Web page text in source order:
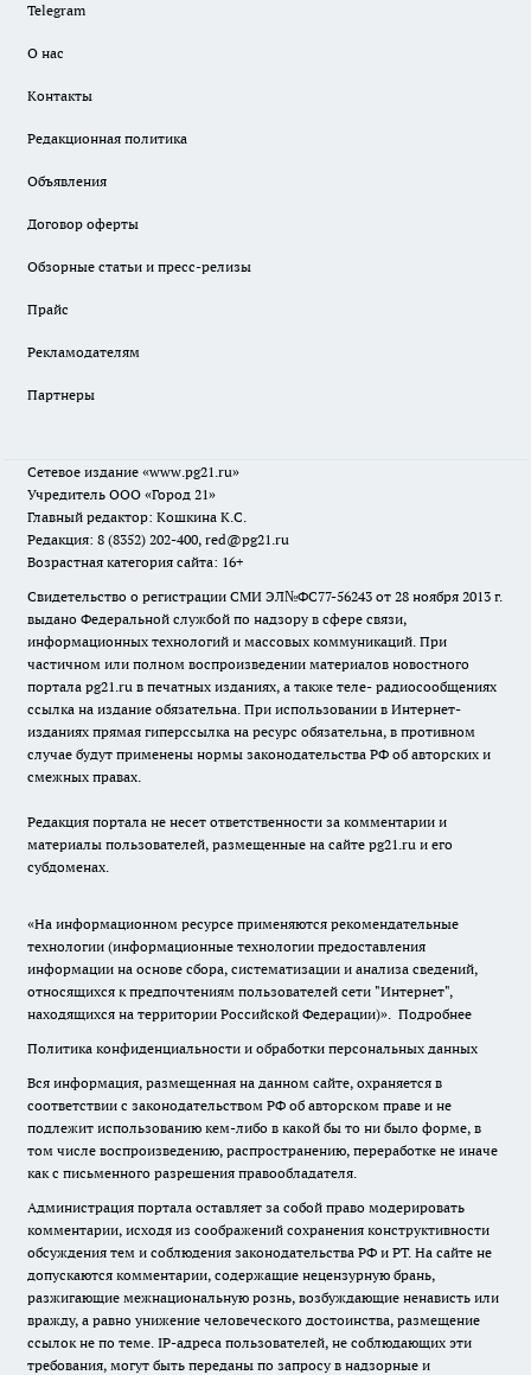
Telegram
О нас
Контакты
Редакционная политика
Объявления
Договор оферты
Обзорные статьи и пресс-релизы
Прайс
Рекламодателям
Партнеры
Сетевое издание «www.pg21.ru»
Учредитель ООО «Город 21»
Главный редактор: Кошкина К.С.
Редакция: 8 (8352) 202-400, red@pg21.ru
Возрастная категория сайта: 16+
Свидетельство о регистрации СМИ ЭЛ№ФС77-56243 от 28 ноября 2013 г.
выдано Федеральной службой по надзору в сфере связи,
информационных технологий и массовых коммуникаций. При
частичном или полном воспроизведении материалов новостного
портала pg21.ru в печатных изданиях, а также теле- радиосообщениях
ссылка на издание обязательна. При использовании в Интернет-
изданиях прямая гиперссылка на ресурс обязательна, в противном
случае будут применены нормы законодательства РФ об авторских и
смежных правах.
Редакция портала не несет ответственности за комментарии и
материалы пользователей, размещенные на сайте pg21.ru и его
субдоменах.
«На информационном ресурсе применяются рекомендательные
технологии (информационные технологии предоставления
информации на основе сбора, систематизации и анализа сведений,
относящихся к предпочтениям пользователей сети "Интернет",
находящихся на территории Российской Федерации)». Подробнее
Политика конфиденциальности и обработки персональных данных
Вся информация, размещенная на данном сайте, охраняется в
соответствии с законодательством РФ об авторском праве и не
подлежит использованию кем-либо в какой бы то ни было форме, в
том числе воспроизведению, распространению, переработке не иначе
как с письменного разрешения правообладателя.
Администрация портала оставляет за собой право модерировать
комментарии, исходя из соображений сохранения конструктивности
обсуждения тем и соблюдения законодательства РФ и РТ. На сайте не
допускаются комментарии, содержащие нецензурную брань,
разжигающие межнациональную рознь, возбуждающие ненависть или
вражду, а равно унижение человеческого достоинства, размещение
ссылок не по теме. IP-адреса пользователей, не соблюдающих эти
требования, могут быть переданы по запросу в надзорные и